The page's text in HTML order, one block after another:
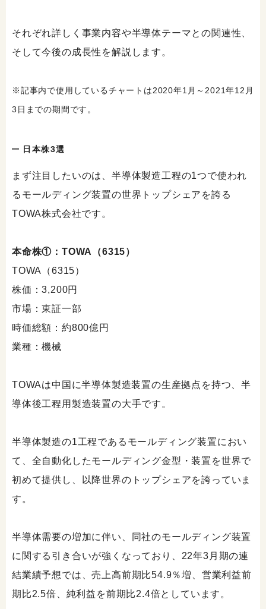
それぞれ詳しく事業内容や半導体テーマとの関連性、
そして今後の成長性を解説します。
※記事内で使用しているチャートは2020年1月～2021年12月
3日までの期間です。
日本株3選
まず注目したいのは、半導体製造工程の1つで使われ
るモールディング装置の世界トップシェアを誇る
TOWA株式会社です。
本命株①：TOWA（6315）
TOWA（6315）
株価：3,200円
市場：東証一部
時価総額：約800億円
業種：機械
TOWAは中国に半導体製造装置の生産拠点を持つ、半
導体後工程用製造装置の大手です。
半導体製造の1工程であるモールディング装置におい
て、全自動化したモールディング金型・装置を世界で
初めて提供し、以降世界のトップシェアを誇っていま
す。
半導体需要の増加に伴い、同社のモールディング装置
に関する引き合いが強くなっており、22年3月期の連
結業績予想では、売上高前期比54.9％増、営業利益前
期比2.5倍、純利益を前期比2.4倍としています。